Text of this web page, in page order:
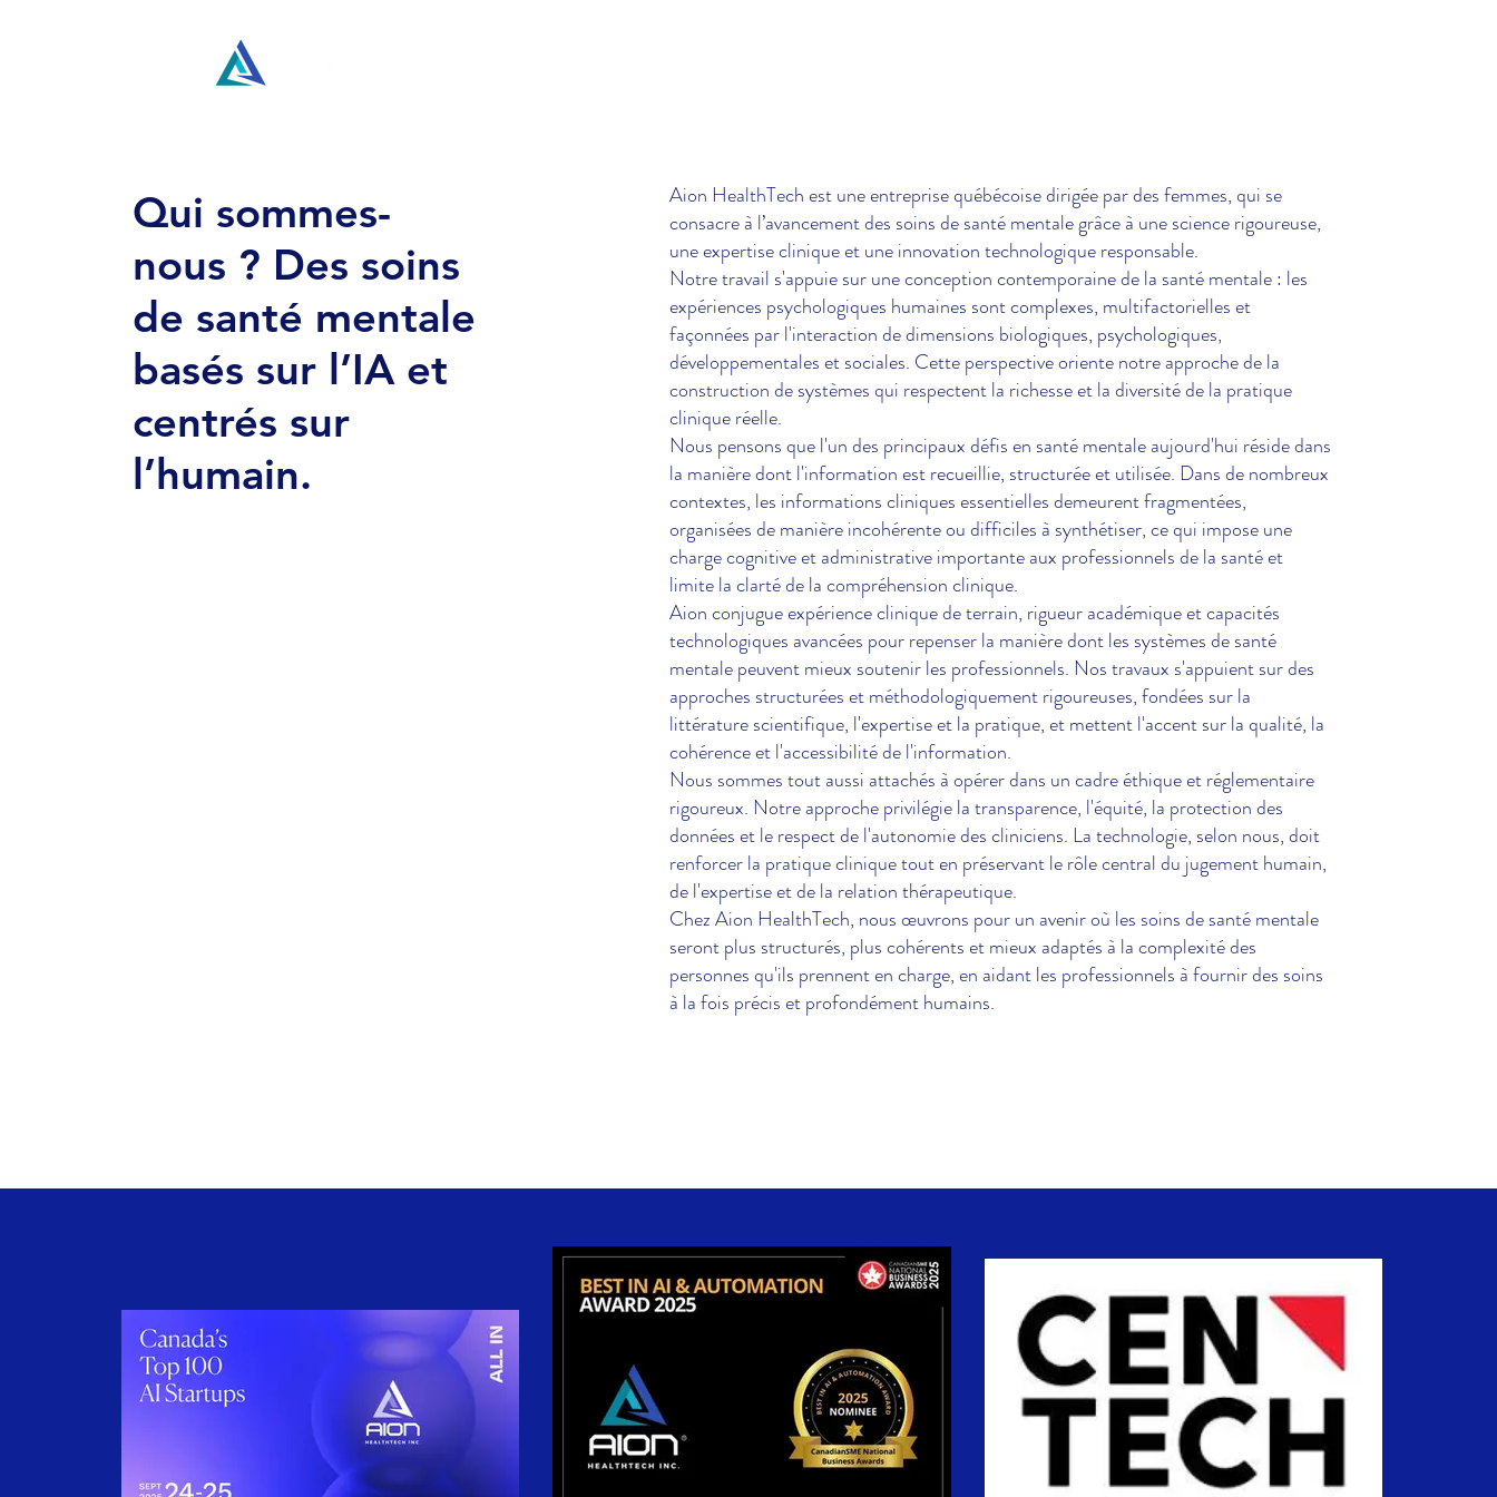
Qui sommes-
nous ? Des soins
de santé mentale
basés sur l’IA et
centrés sur
l’humain.
Aion HealthTech est une entreprise québécoise dirigée par des femmes, qui se
consacre à l’avancement des soins de santé mentale grâce à une science rigoureuse,
une expertise clinique et une innovation technologique responsable.
Notre travail s'appuie sur une conception contemporaine de la santé mentale : les
expériences psychologiques humaines sont complexes, multifactorielles et
façonnées par l'interaction de dimensions biologiques, psychologiques,
développementales et sociales. Cette perspective oriente notre approche de la
construction de systèmes qui respectent la richesse et la diversité de la pratique
clinique réelle.
Nous pensons que l'un des principaux défis en santé mentale aujourd'hui réside dans
la manière dont l'information est recueillie, structurée et utilisée. Dans de nombreux
contextes, les informations cliniques essentielles demeurent fragmentées,
organisées de manière incohérente ou difficiles à synthétiser, ce qui impose une
charge cognitive et administrative importante aux professionnels de la santé et
limite la clarté de la compréhension clinique.
Aion conjugue expérience clinique de terrain, rigueur académique et capacités
technologiques avancées pour repenser la manière dont les systèmes de santé
mentale peuvent mieux soutenir les professionnels. Nos travaux s'appuient sur des
approches structurées et méthodologiquement rigoureuses, fondées sur la
littérature scientifique, l'expertise et la pratique, et mettent l'accent sur la qualité, la
cohérence et l'accessibilité de l'information.
Nous sommes tout aussi attachés à opérer dans un cadre éthique et réglementaire
rigoureux. Notre approche privilégie la transparence, l'équité, la protection des
données et le respect de l'autonomie des cliniciens. La technologie, selon nous, doit
renforcer la pratique clinique tout en préservant le rôle central du jugement humain,
de l'expertise et de la relation thérapeutique.
Chez Aion HealthTech, nous œuvrons pour un avenir où les soins de santé mentale
seront plus structurés, plus cohérents et mieux adaptés à la complexité des
personnes qu'ils prennent en charge, en aidant les professionnels à fournir des soins
à la fois précis et profondément humains.